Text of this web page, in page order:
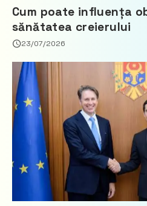
Cum poate influența
sănătatea creierului
23/07/2026